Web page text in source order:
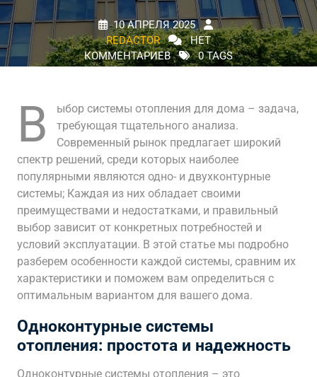
10 АПРЕЛЯ 2025
REDACTOR
НЕТ
КОММЕНТАРИЕВ
0 TAGS
В
ыбор системы отопления для дома – задача,
требующая тщательного анализа.
Современный рынок предлагает широкий
спектр решений, среди которых наиболее
популярными являются одно- и двухконтурные
системы; Каждая из них обладает своими
преимуществами и недостатками, и правильный
выбор зависит от конкретных потребностей и
условий эксплуатации. В этой статье мы подробно
разберем особенности каждой системы, сравним их
характеристики и поможем вам определиться с
оптимальным вариантом для вашего дома.
Одноконтурные системы
отопления: простота и надежность
Одноконтурные системы отопления – это